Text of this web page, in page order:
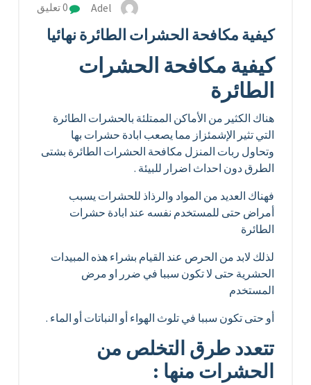
Adel 0 تعليق
كيفية مكافحة الحشرات الطائرة نهائيا
كيفية مكافحة الحشرات
الطائرة
هناك الكثير من الأماكن الممتلئة بالحشرات الطائرة
التي تثير الإشمئزاز مما يصعب ابادة حشرات بها
وتحاول ربات المنزل مكافحة الحشرات الطائرة بشتى
الطرق دون احداث اضرار للبيئة .
فهناك العديد من المواد والرذاذ للحشرات يسبب
أمراض حتى للمستخدم نفسه عند ابادة حشرات
الطائرة
لذلك لابد من الحرص عند القيام بشراء هذه المبيدات
الحشرية حتى لا تكون سببا في ضرر او مرض
المستخدم
أو حتى تكون سببا في تلوث الهواء أو النباتات أو الماء .
تتعدد طرق التخلص من
الحشرات منها :